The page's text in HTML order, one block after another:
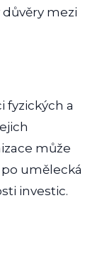
mezi
fyzických a
může
umělecká
investic.